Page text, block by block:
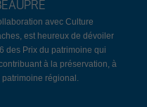
avec Culture
est heureux de dévoiler
des Prix du patrimoine qui
à la préservation, à
régional.